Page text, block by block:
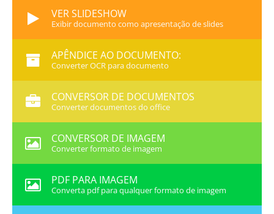
VER SLIDESHOW
Exibir documento como apresentação de slides
APÊNDICE AO DOCUMENTO:
Converter OCR para documento
CONVERSOR DE DOCUMENTOS
Converter documentos do office
CONVERSOR DE IMAGEM
Converter formato de imagem
PDF PARA IMAGEM
Converta pdf para qualquer formato de imagem